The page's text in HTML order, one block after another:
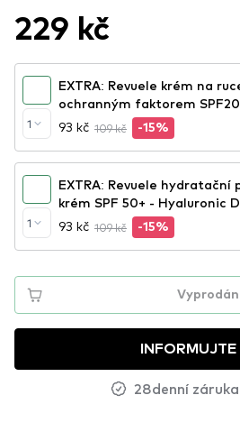
229 kč
1
EXTRA: Revuele krém na
ochranným faktorem SPF20
Daily Sun Hand Cream SPF20
93 kč 109 kč -15%
1
EXTRA: Revuele hydratační
krém SPF 50+ - Hyaluronic
Sun Hand Cream SPF20
93 kč 109 kč -15%
28denní